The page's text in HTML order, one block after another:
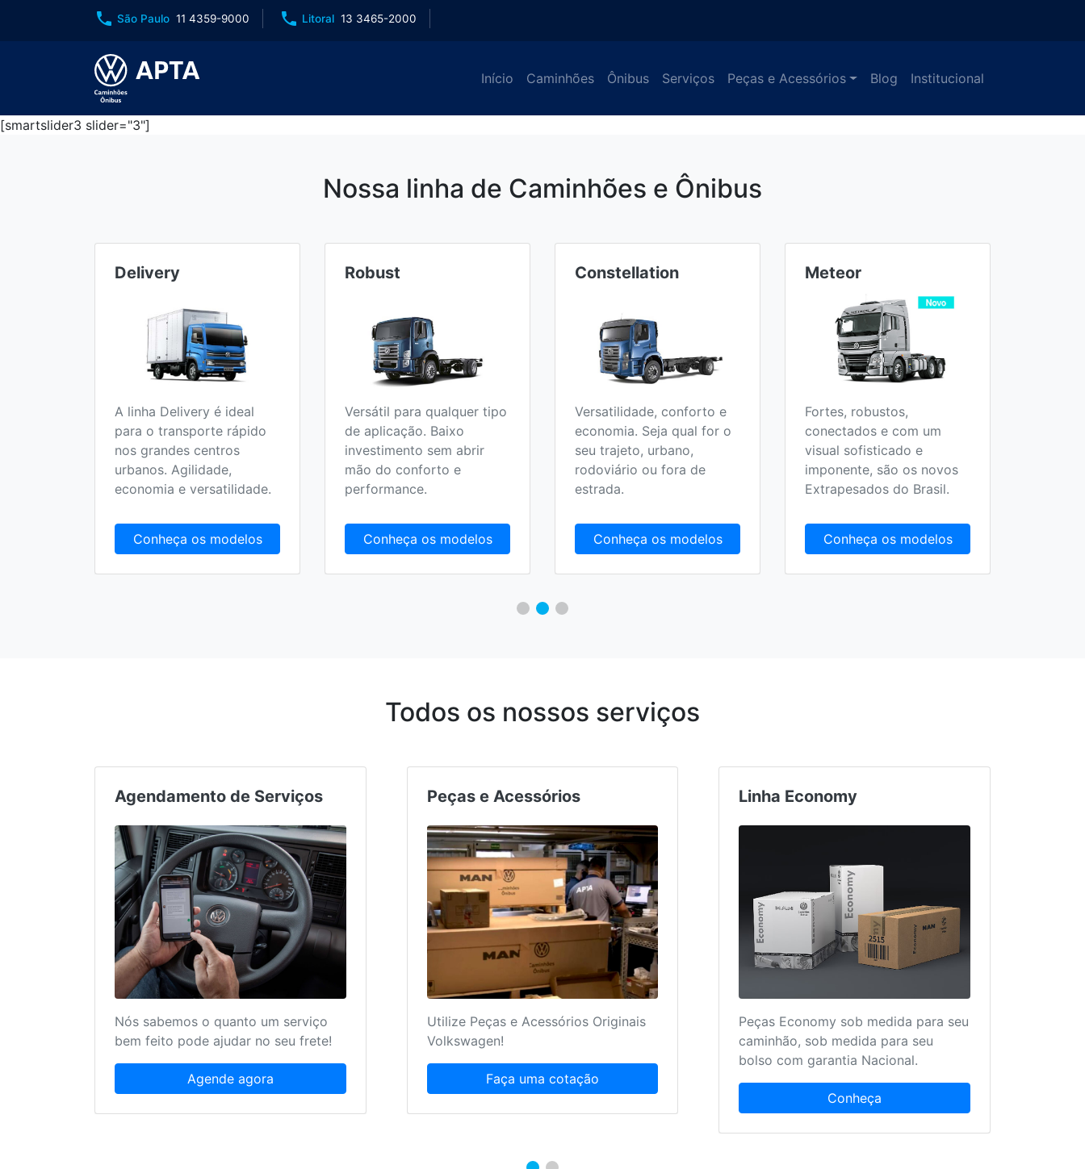
phone São Paulo 11 4359-9000 phone Litoral 13 3465-2000
Início Caminhões Ônibus Serviços Peças e Acessórios Blog Institucional
[smartslider3 slider="3"]
Nossa linha de Caminhões e Ônibus
Delivery
A linha Delivery é ideal
para o transporte rápido
nos grandes centros
urbanos. Agilidade,
economia e versatilidade.
Conheça os modelos
Robust
Versátil para qualquer tipo
de aplicação. Baixo
investimento sem abrir
mão do conforto e
performance.
Conheça os modelos
Constellation
Versatilidade, conforto e
economia. Seja qual for o
seu trajeto, urbano,
rodoviário ou fora de
estrada.
Conheça os modelos
Meteor
Fortes, robustos,
conectados e com um
visual sofisticado e
imponente, são os novos
Extrapesados do Brasil.
Conheça os modelos
Todos os nossos serviços
Agendamento de Serviços
Nós sabemos o quanto um serviço
bem feito pode ajudar no seu frete!
Agende agora
Peças e Acessórios
Utilize Peças e Acessórios Originais
Volkswagen!
Faça uma cotação
Linha Economy
Peças Economy sob medida para seu
caminhão, sob medida para seu
bolso com garantia Nacional.
Conheça